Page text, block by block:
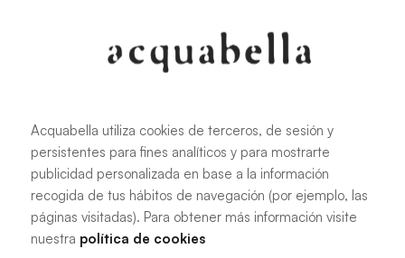
Todas las medidas
100 X 70 cm
Acquabella utiliza cookies de terceros, de sesión y
persistentes para fines analíticos y para mostrarte
publicidad personalizada en base a la información
recogida de tus hábitos de navegación (por ejemplo, las
páginas visitadas). Para obtener más información visite
nuestra política de cookies